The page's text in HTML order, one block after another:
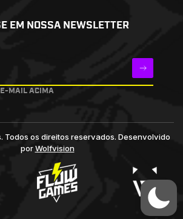
EM NOSSA NEWSLETTER
E-MAIL ACIMA
Todos os direitos reservados. Desenvolvido
porWolfvision